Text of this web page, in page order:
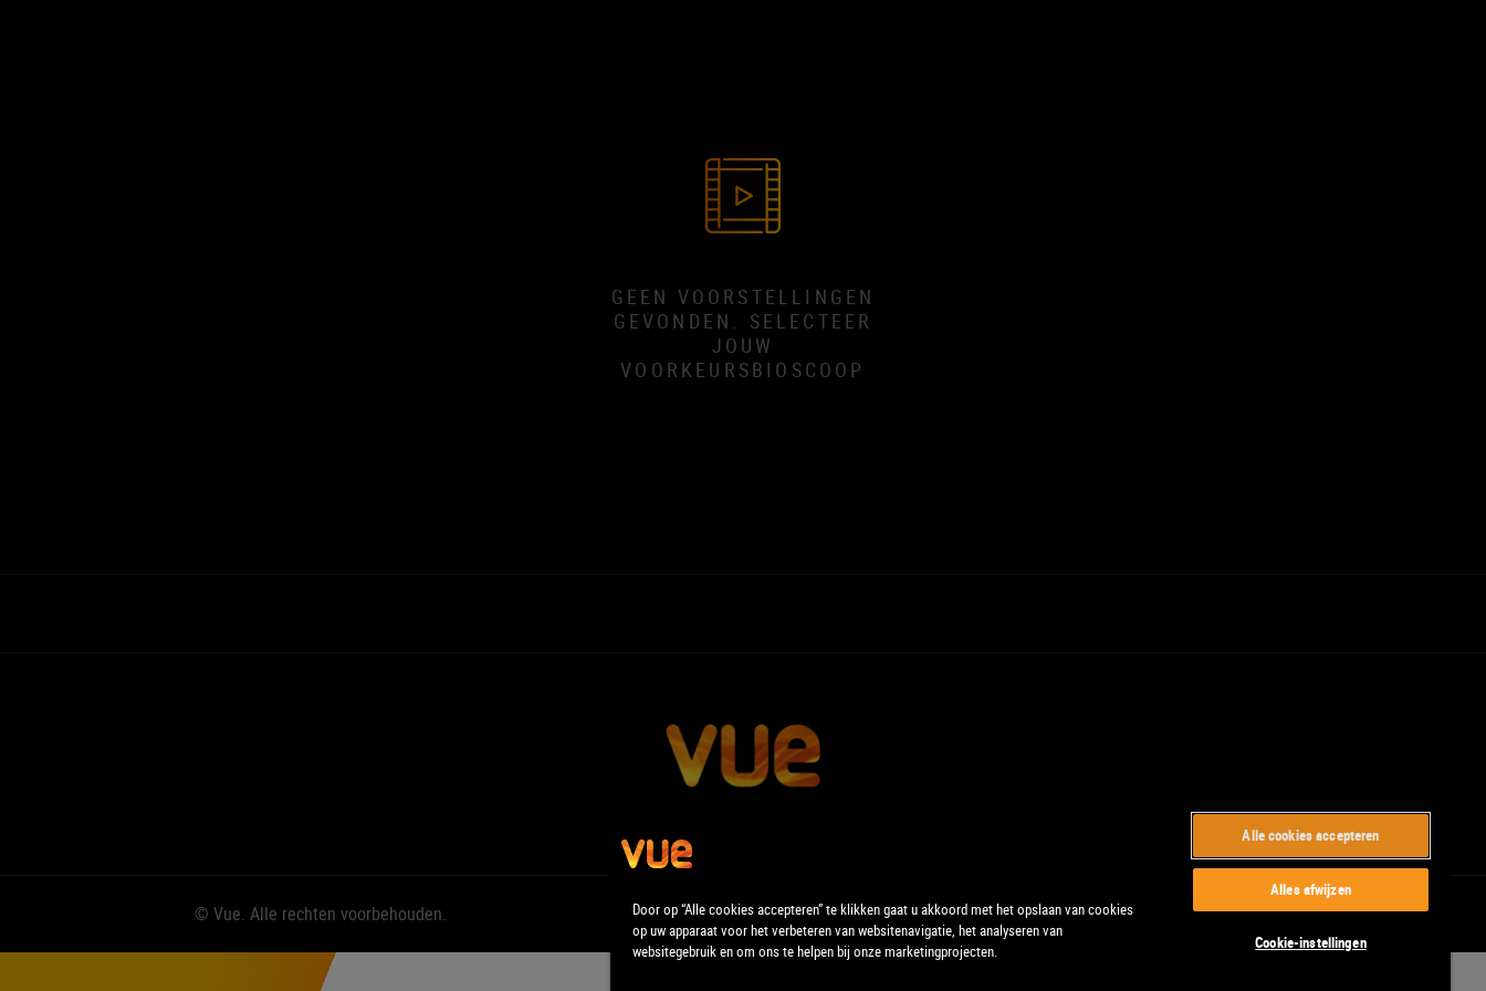
GEEN VOORSTELLINGEN
GEVONDEN. SELECTEER
JOUW
VOORKEURSBIOSCOOP
© Vue. Alle rechten voorbehouden.
Door op “Alle cookies accepteren” te klikken gaat u akkoord met het opslaan van cookies
op uw apparaat voor het verbeteren van websitenavigatie, het analyseren van
websitegebruik en om ons te helpen bij onze marketingprojecten.
Alle cookies accepteren
Alles afwijzen
Cookie-instellingen